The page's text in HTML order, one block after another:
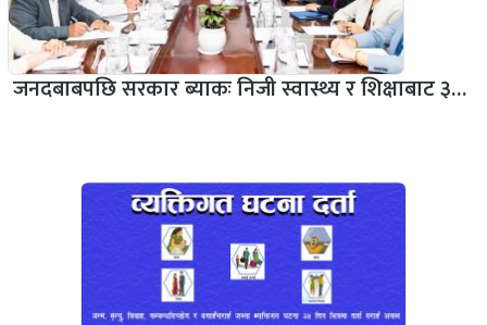
जनदबाबपछि सरकार ब्याकः निजी स्वास्थ्य र शिक्षाबाट ३…